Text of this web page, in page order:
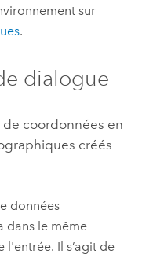
sur
.
dialogue
coordonnées en
créés
données
dans le même
l'entrée. Il s’agit de